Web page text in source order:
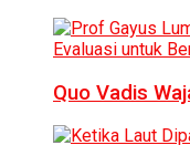
Quo Vadis